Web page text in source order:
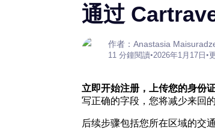
通过
作者：Anastasia
11 分鐘閱讀•2026年1月17日 •
立即开始注册，上传您的身份
写正确的字段，您将减少来回的
后续步骤包括您所在区域的交